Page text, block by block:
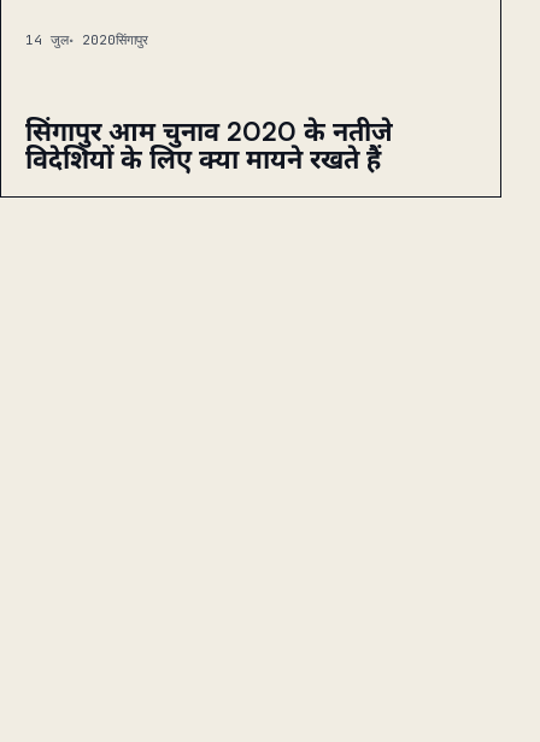
14 जुल॰ 2020सिंगापुर
सिंगापुर आम चुनाव 2020 के नतीजे
विदेशियों के लिए क्या मायने रखते हैं